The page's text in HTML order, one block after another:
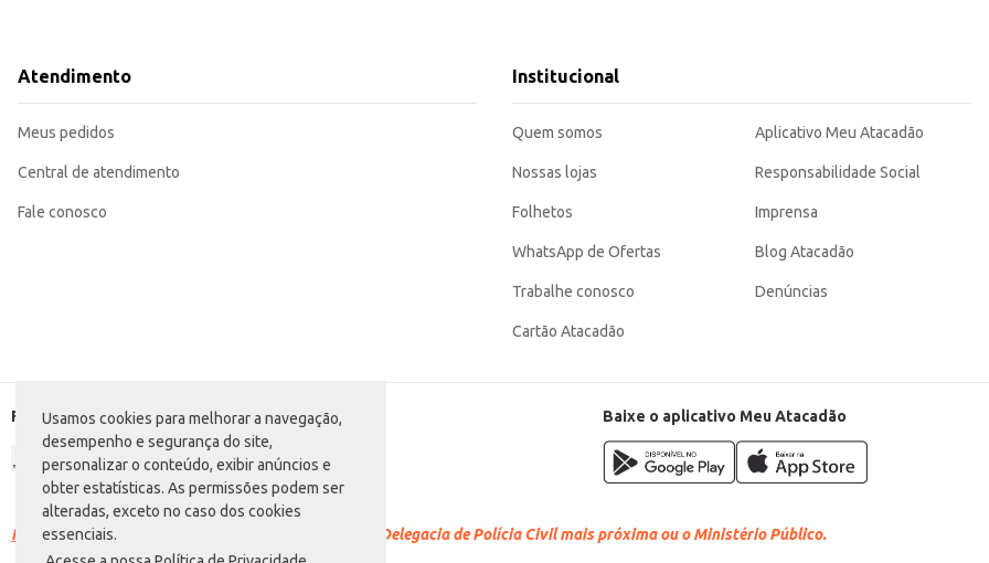
Usamos cookies para melhorar a navegação,
desempenho e segurança do site,
personalizar o conteúdo, exibir anúncios e
obter estatísticas. As permissões podem ser
alteradas, exceto no caso dos cookies
essenciais.
Atendimento
Meus pedidos
Central de atendimento
Fale conosco
Institucional
Quem somos
Nossas lojas
Folhetos
WhatsApp de Ofertas
Trabalhe conosco
Cartão Atacadão
Aplicativo Meu Atacadão
Responsabilidade Social
Imprensa
Blog Atacadão
Denúncias
Formas de pagamento Baixe o aplicativo Meu Atacadão
Racismo é crime. Denuncie. Disque 100 ou procure a Delegacia de Polícia Civil mais próxima ou o Ministério Público.